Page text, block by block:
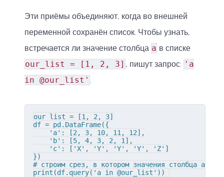
Эти приёмы объединяют, когда во внешней
переменной сохранён список. Чтобы узнать,
встречается ли значение столбца a в списке
our_list = [1, 2, 3] , пишут запрос: 'a
in @our_list'
our_list = [1, 2, 3]
df = pd.DataFrame({
    'a': [2, 3, 10, 11, 12],
    'b': [5, 4, 3, 2, 1],
    'c': ['X', 'Y', 'Y', 'Y', 'Z']
})
# строим срез, в котором значения столбца a
print(df.query('a in @our_list'))